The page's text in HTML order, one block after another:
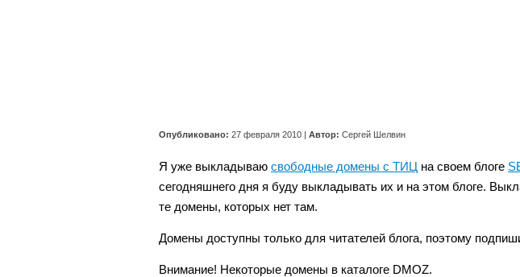
Опубликовано: 27 февраля 2010 | Автор: Сергей Шелвин
Я уже выкладываю свободные домены с ТИЦ на своем блоге
сегодняшнего дня я буду выкладывать их и на этом блоге.
те домены, которых нет там.
Домены доступны только для читателей блога, поэтому
Внимание! Некоторые домены в каталоге DMOZ.